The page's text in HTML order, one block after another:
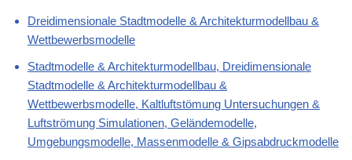
Dreidimensionale Stadtmodelle & Architekturmodellbau &
Wettbewerbsmodelle
Stadtmodelle & Architekturmodellbau, Dreidimensionale
Stadtmodelle & Architekturmodellbau &
Wettbewerbsmodelle, Kaltluftstömung Untersuchungen &
Luftströmung Simulationen, Geländemodelle,
Umgebungsmodelle, Massenmodelle & Gipsabdruckmodelle